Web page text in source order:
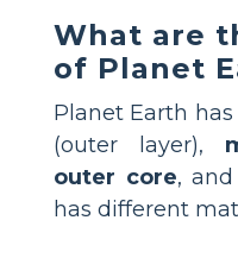
What are
of Planet
Planet Earth
(outer layer),
outer core, and
has different